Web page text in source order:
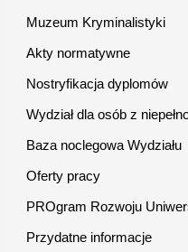
Muzeum Kryminalistyki
Akty normatywne
Nostryfikacja dyplomów
Wydział dla osób z
Baza noclegowa Wydziału
Oferty pracy
PROgram Rozwoju
Przydatne informacje